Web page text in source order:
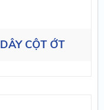
DÂY CỘT ỚT